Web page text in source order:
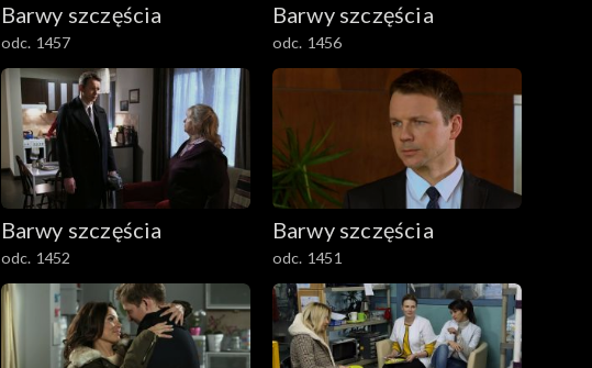
Barwy szczęścia
odc. 1457
Barwy szczęścia
odc. 1456
Barwy szczęścia
odc. 1452
Barwy szczęścia
odc. 1451